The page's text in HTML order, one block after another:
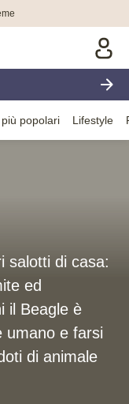
più popolari Lifestyle
salotti di casa:
ed
il Beagle è
umano e farsi
di animale